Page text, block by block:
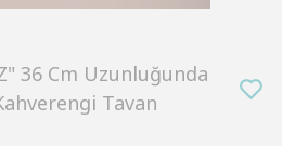
36 Cm Uzunluğunda
Tavan